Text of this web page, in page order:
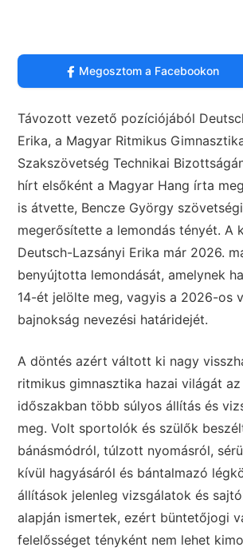
Megosztom a Facebookon
Távozott vezető pozíciójából
Erika, a Magyar Ritmikus
Szakszövetség Technikai
hírt elsőként a Magyar Hang írta
is átvette, Bencze György
megerősítette a lemondás tényét. A
Deutsch-Lazsányi Erika már 2026.
benyújtotta lemondását, amelynek
14-ét jelölte meg, vagyis a 2026-os
bajnokság nevezési határidejét.
A döntés azért váltott ki nagy
ritmikus gimnasztika hazai világát
időszakban több súlyos állítás és
meg. Volt sportolók és szülők
bánásmódról, túlzott nyomásról,
kívül hagyásáról és bántalmazó
állítások jelenleg vizsgálatok és
alapján ismertek, ezért büntetőjogi
felelősséget tényként nem lehet